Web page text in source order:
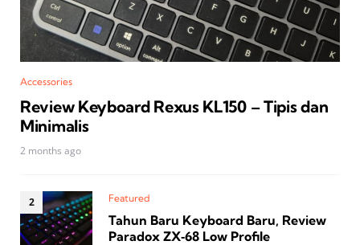
Accessories
Review Keyboard Rexus KL150 – Tipis dan
Minimalis
2 months ago
Featured
Tahun Baru Keyboard Baru, Review
Paradox ZX‑68 Low Profile